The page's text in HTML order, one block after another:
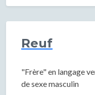
Reuf
"Frère" en langage
de sexe masculin